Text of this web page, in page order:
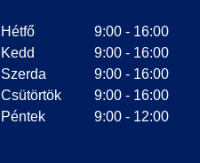
Hétfő
9:00 - 16:00
Kedd
9:00 - 16:00
Szerda
9:00 - 16:00
Csütörtök
9:00 - 16:00
Péntek
9:00 - 12:00